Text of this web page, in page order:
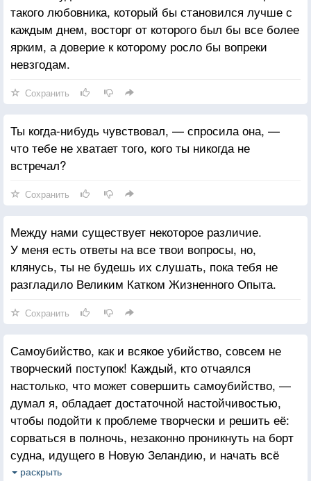
такого любовника, который бы становился лучше с
каждым днем, восторг от которого был бы все более
ярким, а доверие к которому росло бы вопреки
невзгодам.
Сохранить
Ты когда-нибудь чувствовал, — спросила она, —
что тебе не хватает того, кого ты никогда не
встречал?
Сохранить
Между нами существует некоторое различие.
У меня есть ответы на все твои вопросы, но,
клянусь, ты не будешь их слушать, пока тебя не
разгладило Великим Катком Жизненного Опыта.
Сохранить
Самоубийство, как и всякое убийство, совсем не
творческий поступок! Каждый, кто отчаялся
настолько, что может совершить самоубийство, —
думал я, обладает достаточной настойчивостью,
чтобы подойти к проблеме творчески и решить её:
сорваться в полночь, незаконно проникнуть на борт
судна, идущего в Новую Зеландию, и начать всё
сначала — жить так, как он всегда хотел. Однако
раскрыть